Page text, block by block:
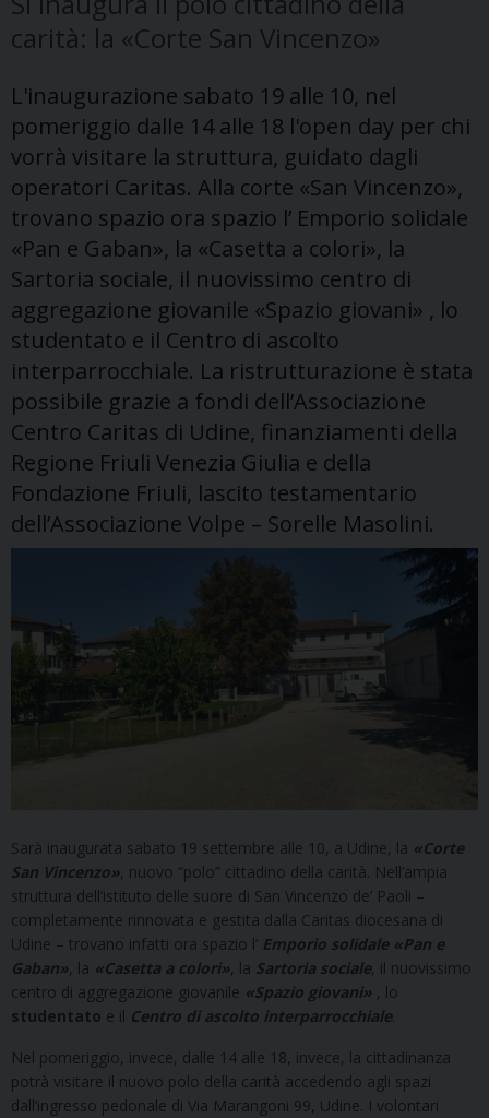
carità: la «Corte San Vincenzo»
L'inaugurazione sabato 19 alle 10, nel
pomeriggio dalle 14 alle 18 l'open day per chi
vorrà visitare la struttura, guidato dagli
operatori Caritas. Alla corte «San Vincenzo»,
trovano spazio ora spazio l’ Emporio solidale
«Pan e Gaban», la «Casetta a colori», la
Sartoria sociale, il nuovissimo centro di
aggregazione giovanile «Spazio giovani» , lo
studentato e il Centro di ascolto
interparrocchiale. La ristrutturazione è stata
possibile grazie a fondi dell’Associazione
Centro Caritas di Udine, finanziamenti della
Regione Friuli Venezia Giulia e della
Fondazione Friuli, lascito testamentario
dell’Associazione Volpe – Sorelle Masolini.
Sarà inaugurata sabato 19 settembre alle 10, a Udine, la «Corte
San Vincenzo», nuovo “polo” cittadino della carità. Nell’ampia
struttura dell’istituto delle suore di San Vincenzo de’ Paoli –
completamente rinnovata e gestita dalla Caritas diocesana di
Udine – trovano infatti ora spazio l’ Emporio solidale «Pan e
Gaban», la «Casetta a colori», la Sartoria sociale, il nuovissimo
centro di aggregazione giovanile «Spazio giovani» , lo
studentato e il Centro di ascolto interparrocchiale.
Nel pomeriggio, invece, dalle 14 alle 18, invece, la cittadinanza
potrà visitare il nuovo polo della carità accedendo agli spazi
dall’ingresso pedonale di Via Marangoni 99, Udine. I volontari